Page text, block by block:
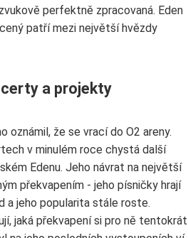
perfektně zpracovaná. Eden
patří mezi největší hvězdy
a projekty
oznámil, že se vrací do O2 areny.
v minulém roce chystá další
Edenu. Jeho návrat na největší
překvapením - jeho písničky hrají
a jeho popularita stále roste.
jaká překvapení si pro ně tentokrát